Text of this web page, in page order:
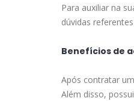
Para auxiliar na
dúvidas
Benefícios de
Após contratar
Além disso,